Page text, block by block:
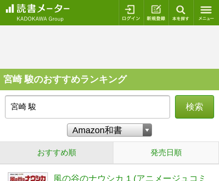
ログイン 新規登録
宮崎 駿のおすすめランキング
検索
おすすめ順 発売日順
風の谷のナウシカ 1 (アニメージュコミ